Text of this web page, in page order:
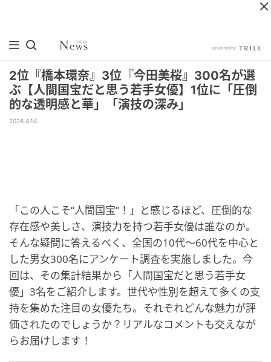
2位『橋本環奈』3位『今田美桜』300名が選
ぶ【人間国宝だと思う若手女優】1位に「圧倒
的な透明感と華」「演技の深み」
2026.4.14
「この人こそ“人間国宝”！」と感じるほど、圧倒的な
存在感や美しさ、演技力を持つ若手女優は誰なのか。
そんな疑問に答えるべく、全国の10代～60代を中心と
した男女300名にアンケート調査を実施しました。今
回は、その集計結果から「人間国宝だと思う若手女
優」3名をご紹介します。世代や性別を超えて多くの支
持を集めた注目の女優たち。それぞれどんな魅力が評
価されたのでしょうか？リアルなコメントも交えなが
らお届けします！